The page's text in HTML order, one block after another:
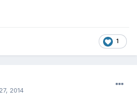
1
2014